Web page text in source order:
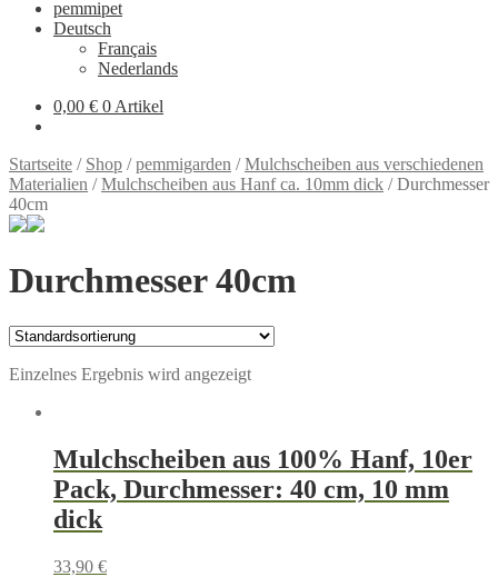
pemmipet
Deutsch
Français
Nederlands
0,00 € 0 Artikel
Startseite / Shop /pemmigarden /Mulchscheiben aus verschiedenen
Materialien /Mulchscheiben aus Hanf ca. 10mm dick /Durchmesser
40cm
Durchmesser 40cm
Einzelnes Ergebnis wird angezeigt
Mulchscheiben aus 100% Hanf, 10er
Pack, Durchmesser: 40 cm, 10 mm
dick
33,90 €